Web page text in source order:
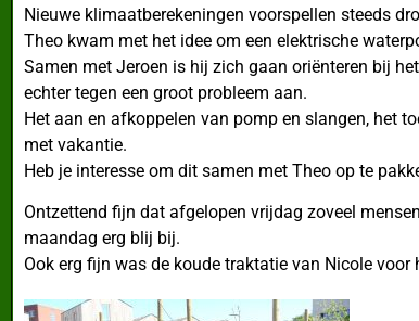
Nieuwe klimaatberekeningen voorspellen steeds
Theo kwam met het idee om een elektrische
Samen met Jeroen is hij zich gaan oriënteren bij
echter tegen een groot probleem aan.
Het aan en afkoppelen van pomp en slangen, het
met vakantie.
Heb je interesse om dit samen met Theo op te
Ontzettend fijn dat afgelopen vrijdag zoveel
maandag erg blij bij.
Ook erg fijn was de koude traktatie van Nicole voor